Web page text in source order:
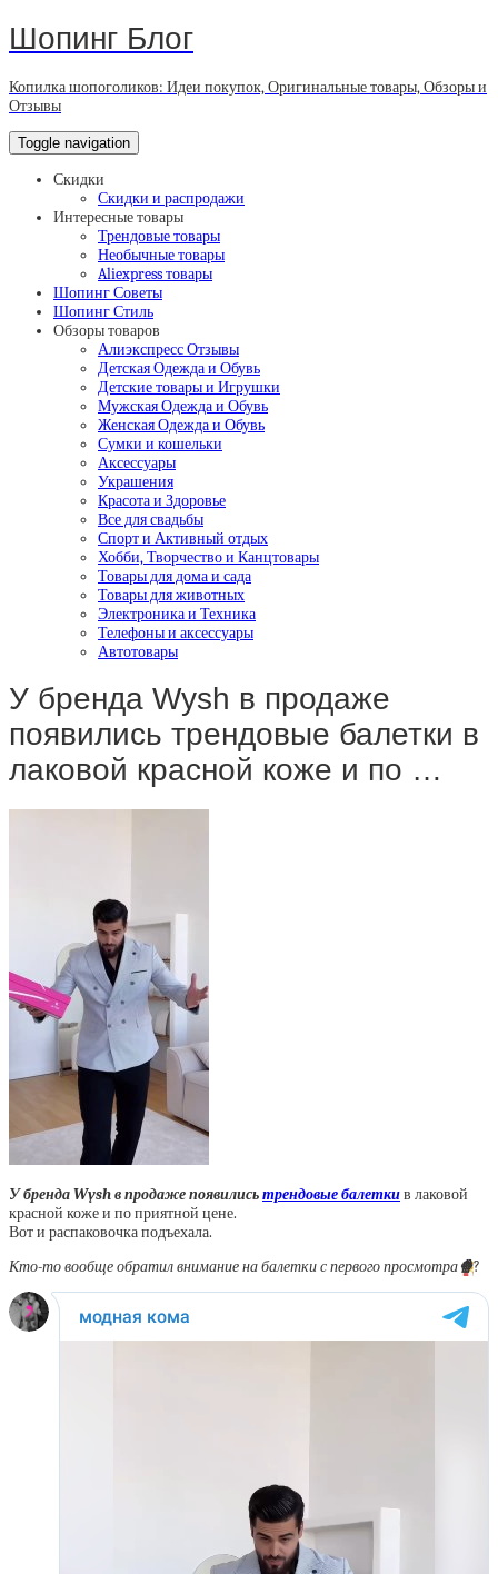
Шопинг Блог
Копилка шопоголиков: Идеи покупок, Оригинальные товары, Обзоры и
Отзывы
Toggle navigation
Скидки
Скидки и распродажи
Интересные товары
Трендовые товары
Необычные товары
Aliexpress товары
Шопинг Советы
Шопинг Стиль
Обзоры товаров
Алиэкспресс Отзывы
Детская Одежда и Обувь
Детские товары и Игрушки
Мужская Одежда и Обувь
Женская Одежда и Обувь
Сумки и кошельки
Аксессуары
Украшения
Красота и Здоровье
Все для свадьбы
Спорт и Активный отдых
Хобби, Творчество и Канцтовары
Товары для дома и сада
Товары для животных
Электроника и Техника
Телефоны и аксессуары
Автотовары
У бренда Wysh в продаже
появились трендовые балетки в
лаковой красной коже и по …
У бренда Wysh в продаже появилисьтрендовые балеткив лаковой
красной коже и по приятной цене.
Вот и распаковочка подъехала.
Кто-то вообще обратил внимание на балетки с первого просмотра🍿?